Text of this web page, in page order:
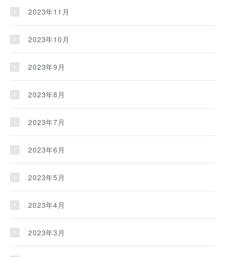
2023年11月
2023年10月
2023年9月
2023年8月
2023年7月
2023年6月
2023年5月
2023年4月
2023年3月